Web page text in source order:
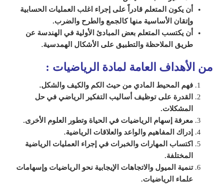
أن يكون المتعلم قادراً على إجراء اغلب العمليات الحسابية
وإتقان الأساسية منها كالجمع والطرح والضرب.
أن يكتسب المتعلم بعض المبادئ الأولية في الهندسة عن
طريق الملاحظة والتطبيق على الأشكال الهمدسية.
من الأهداف العامة لمادة الرياضيات :
فهم المحيط المادي من حيث الكم والكيف والشكل.
القدرة على توظيف أساليب التفكير الرياضي في حل
المشكلات.
معرفة إسهام الرياضيات في الحياة وتطور العلوم الأخرى.
إدراك المفاهيم والواعد والعلاقات الرياضية.
اكتساب المهارات والخبرات في إجراء العمليات الرياضية
المختلفة.
تنمية الميول والاتجاهات الإيجابية نحو الرياضيات وإسهامات
علماء الرياضيات.